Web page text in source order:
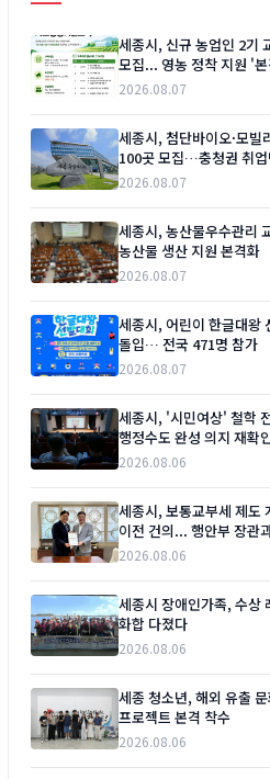
세종시, 신규 농업인 2기
모집... 영농 정착 지원 '
2026.08.07
세종시, 첨단바이오·모빌
100곳 모집…충청권 취
기업 접수 시작
2026.08.07
세종시, 농산물우수관리
농산물 생산 지원 본격화
2026.08.07
세종시, 어린이 한글대왕
돌입… 전국 471명 참가
2026.08.07
세종시, '시민여상' 철학
행정수도 완성 의지 재확
2026.08.06
세종시, 보통교부세 제도
이전 건의... 행안부 장관
2026.08.06
세종시 장애인가족, 수상
화합 다졌다
2026.08.06
세종 청소년, 해외 유출
프로젝트 본격 착수
2026.08.06